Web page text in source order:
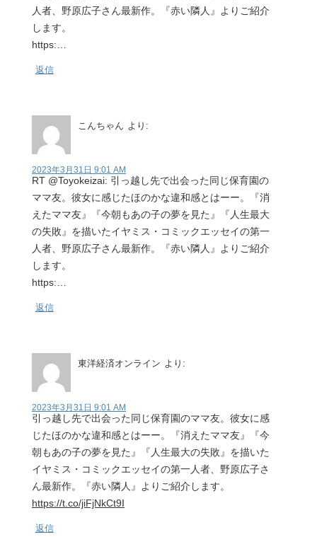
人者、野原広子さん最新作。『赤い隣人』よりご紹介
します。
https:…
返信
こんちゃん より:
2023年3月31日 9:01 AM
RT @Toyokeizai: 引っ越し先で出会った同じ保育園の
ママ友。彼女に感じたほのかな違和感とはーー。『消
えたママ友』『今朝もあの子の夢を見た』『人生最大
の失敗』を描いたイヤミス・コミックエッセイの第一
人者、野原広子さん最新作。『赤い隣人』よりご紹介
します。
https:…
返信
東洋経済オンライン より:
2023年3月31日 9:01 AM
引っ越し先で出会った同じ保育園のママ友。彼女に感
じたほのかな違和感とはーー。『消えたママ友』『今
朝もあの子の夢を見た』『人生最大の失敗』を描いた
イヤミス・コミックエッセイの第一人者、野原広子さ
ん最新作。『赤い隣人』よりご紹介します。
https://t.co/jiFjNkCt9I
返信